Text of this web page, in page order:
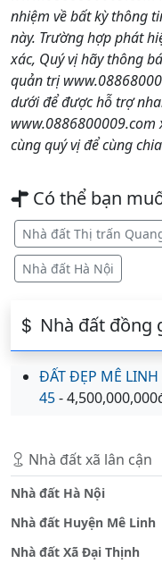
nhiệm về bất kỳ thông
này. Trường hợp phát
xác, Quý vị hãy thông
quản trị
dưới để được hỗ trợ
www.0886800009.com
cùng quý vị để cùng
Có thể bạn
Nhà đất Thị trấn
Nhà đất Hà Nội
Nhà đất đồng
ĐẤT ĐẸP MÊ
45-
Nhà đất xã lân cận
Nhà đất Hà Nội
Nhà đất Huyện Mê Linh
Nhà đất Xã Đại Thịnh